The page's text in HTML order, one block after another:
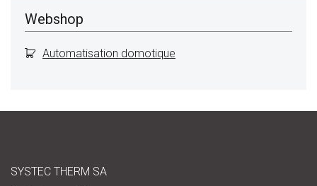
Webshop
Automatisation domotique
SYSTEC THERM SA